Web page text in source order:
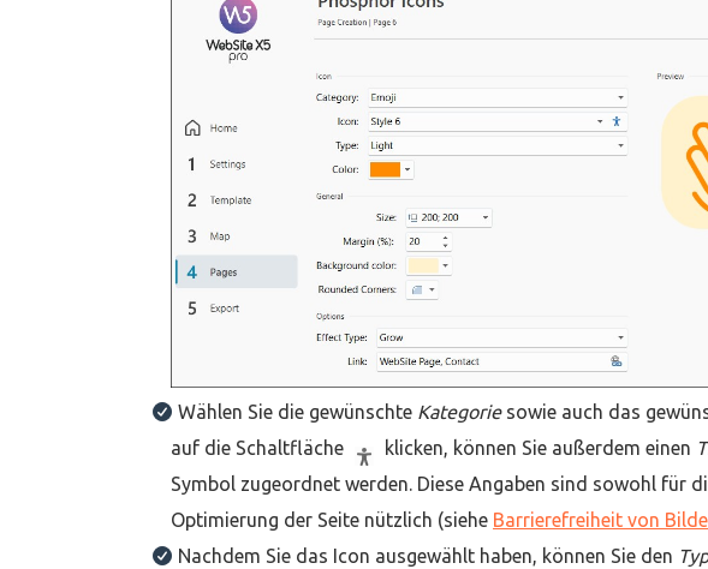
Wählen Sie die gewünschte Kategoriesowie auch das
auf die Schaltfläche
klicken, können Sie außerdem einen
Symbol zugeordnet werden. Diese Angaben sind sowohl für
Optimierung der Seite nützlich (siehe Barrierefreiheit von
Nachdem Sie das Icon ausgewählt haben, können Sie den Typ